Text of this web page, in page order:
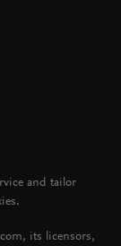
and tailor
its licensors,